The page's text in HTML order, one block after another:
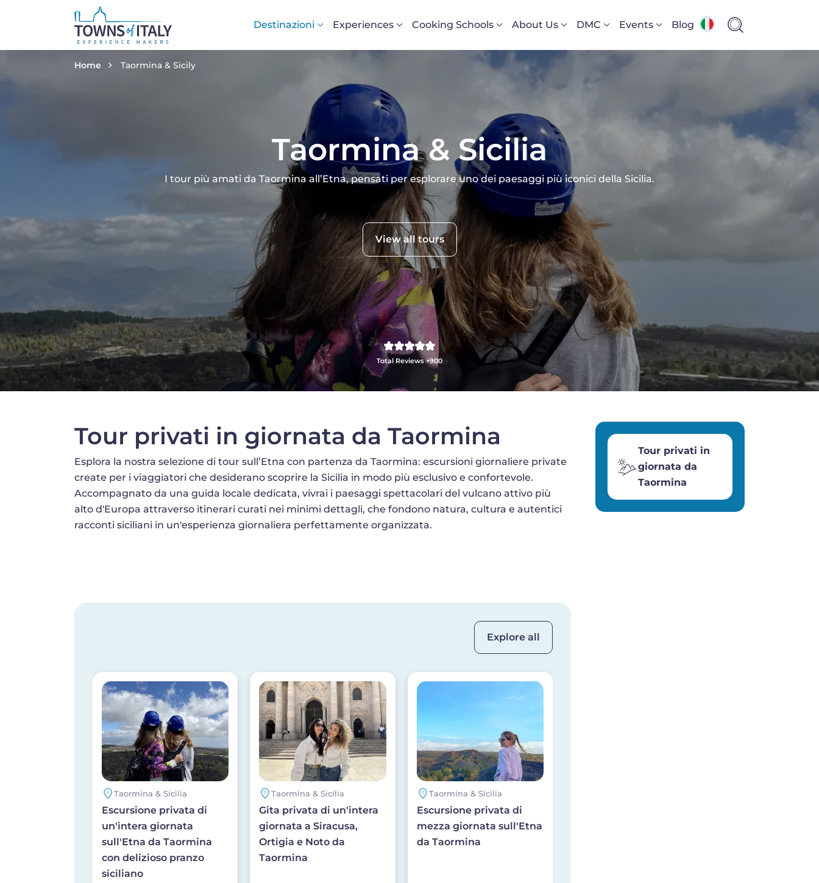
Navigazione principale
Destinazioni Experiences Cooking Schools About Us DMC Events Blog
Briciole di pane
Home Taormina & Sicily
Taormina & Sicilia
I tour più amati da Taormina all’Etna, pensati per esplorare uno dei paesaggi più iconici della Sicilia.
View all tours
Total Reviews +900
Tour privati in giornata da Taormina
Esplora la nostra selezione di tour sull’Etna con partenza da Taormina: escursioni giornaliere private
create per i viaggiatori che desiderano scoprire la Sicilia in modo più esclusivo e confortevole.
Accompagnato da una guida locale dedicata, vivrai i paesaggi spettacolari del vulcano attivo più
alto d'Europa attraverso itinerari curati nei minimi dettagli, che fondono natura, cultura e autentici
racconti siciliani in un'esperienza giornaliera perfettamente organizzata.
Explore all
Image
Taormina & Sicilia
Escursione privata di
un'intera giornata
sull'Etna da Taormina
con delizioso pranzo
siciliano
Image
Taormina & Sicilia
Gita privata di un'intera
giornata a Siracusa,
Ortigia e Noto da
Taormina
Image
Taormina & Sicilia
Escursione privata di
mezza giornata sull'Etna
da Taormina
Tour privati in
giornata da
Taormina